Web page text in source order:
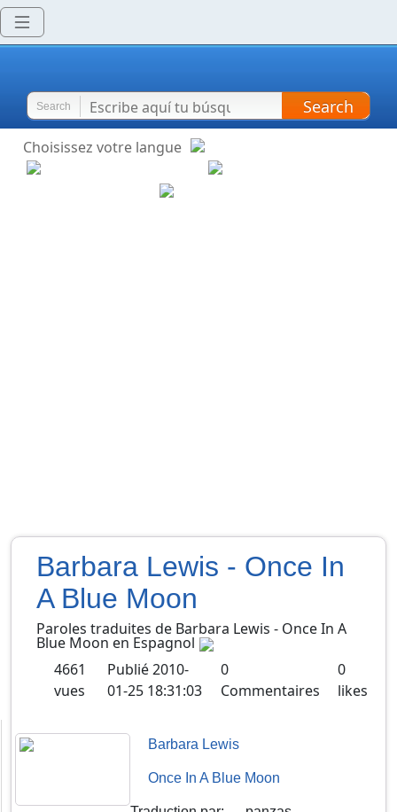
Search Search
Choisissez votre langue
Barbara Lewis - Once In
A Blue Moon
Paroles traduites de Barbara Lewis - Once In A
Blue Moon en Espagnol
4661
vues
Publié2010-
01-25 18:31:03
0
Commentaires
0
likes
Barbara Lewis
Once In A Blue Moon